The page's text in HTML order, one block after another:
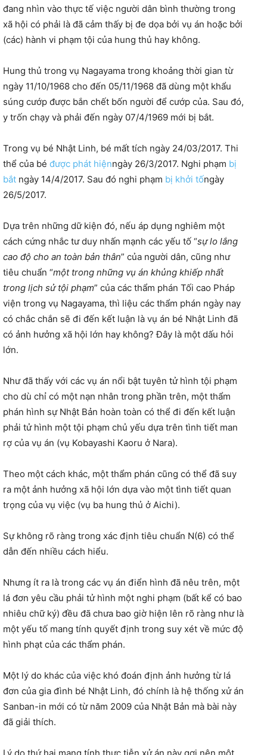
đang nhìn vào thực tế việc người dân bình thường trong
xã hội có phải là đã cảm thấy bị đe dọa bởi vụ án hoặc bởi
(các) hành vi phạm tội của hung thủ hay không.
Hung thủ trong vụ Nagayama trong khoảng thời gian từ
ngày 11/10/1968 cho đến 05/11/1968 đã dùng một khẩu
súng cướp được bắn chết bốn người để cướp của. Sau đó,
y trốn chạy và phải đến ngày 07/4/1969 mới bị bắt.
Trong vụ bé Nhật Linh, bé mất tích ngày 24/03/2017. Thi
thể của bé được phát hiệnngày 26/3/2017. Nghi phạm bị
bắt ngày 14/4/2017. Sau đó nghi phạm bị khởi tốngày
26/5/2017.
Dựa trên những dữ kiện đó, nếu áp dụng nghiêm một
cách cứng nhắc tư duy nhấn mạnh các yếu tố “sự lo lắng
cao độ cho an toàn bản thân” của người dân, cũng như
tiêu chuẩn “một trong những vụ án khủng khiếp nhất
trong lịch sử tội phạm” của các thẩm phán Tối cao Pháp
viện trong vụ Nagayama, thì liệu các thẩm phán ngày nay
có chắc chắn sẽ đi đến kết luận là vụ án bé Nhật Linh đã
có ảnh hưởng xã hội lớn hay không? Đây là một dấu hỏi
lớn.
Như đã thấy với các vụ án nổi bật tuyên tử hình tội phạm
cho dù chỉ có một nạn nhân trong phần trên, một thẩm
phán hình sự Nhật Bản hoàn toàn có thể đi đến kết luận
phải tử hình một tội phạm chủ yếu dựa trên tình tiết man
rợ của vụ án (vụ Kobayashi Kaoru ở Nara).
Theo một cách khác, một thẩm phán cũng có thể đã suy
ra một ảnh hưởng xã hội lớn dựa vào một tình tiết quan
trọng của vụ việc (vụ ba hung thủ ở Aichi).
Sự không rõ ràng trong xác định tiêu chuẩn N(6) có thể
dẫn đến nhiều cách hiểu.
Nhưng ít ra là trong các vụ án điển hình đã nêu trên, một
lá đơn yêu cầu phải tử hình một nghi phạm (bất kể có bao
nhiêu chữ ký) đều đã chưa bao giờ hiện lên rõ ràng như là
một yếu tố mang tính quyết định trong suy xét về mức độ
hình phạt của các thẩm phán.
Một lý do khác của việc khó đoán định ảnh hưởng từ lá
đơn của gia đình bé Nhật Linh, đó chính là hệ thống xử án
Sanban-in mới có từ năm 2009 của Nhật Bản mà bài này
đã giải thích.